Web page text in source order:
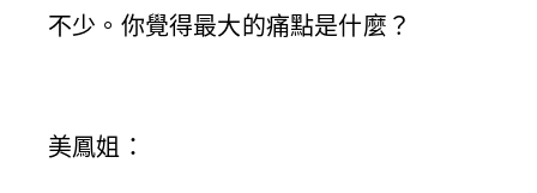
不少。你覺得最大的痛點是什麼？
美鳳姐 ：